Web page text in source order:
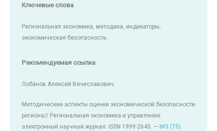
Ключевые слова
Региональная экономика, методика, индикаторы,
экономическая безопасность.
Рекомендуемая ссылка
Лобанов Алексей Вячеславович
Методические аспекты оценки экономической безопасности
региона// Региональная экономика и управление:
электронный научный журнал. ISSN 1999-2645. — №3 (75).